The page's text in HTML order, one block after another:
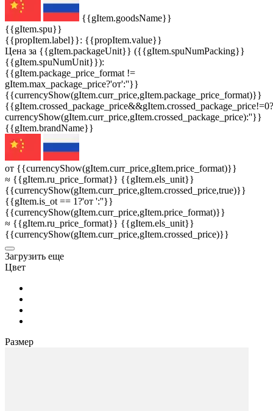
{{gItem.goodsName}}
{{gItem.spu}}
{{propItem.label}}: {{propItem.value}}
Цена за {{gItem.packageUnit}} ({{gItem.spuNumPacking}}
{{gItem.spuNumUnit}}):
{{gItem.package_price_format !=
gItem.max_package_price?'от':''}}
{{currencyShow(gItem.curr_price,gItem.package_price_format)}}
{{gItem.crossed_package_price&&gItem.crossed_package_price!=0?
currencyShow(gItem.curr_price,gItem.crossed_package_price):''}}
{{gItem.brandName}}
от {{currencyShow(gItem.curr_price,gItem.price_format)}}
≈ {{gItem.ru_price_format}} {{gItem.els_unit}}
{{currencyShow(gItem.curr_price,gItem.crossed_price,true)}}
{{gItem.is_ot == 1?'от ':''}}
{{currencyShow(gItem.curr_price,gItem.price_format)}}
≈ {{gItem.ru_price_format}} {{gItem.els_unit}}
{{currencyShow(gItem.curr_price,gItem.crossed_price)}}
3агрузить еще
Цвет
Размер